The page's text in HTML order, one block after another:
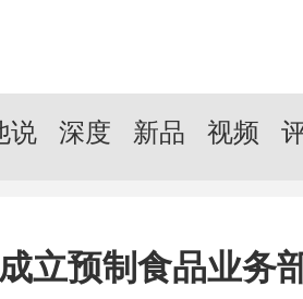
说 深度 新品 视频
立预制食品业务